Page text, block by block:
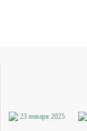
23 января 2025